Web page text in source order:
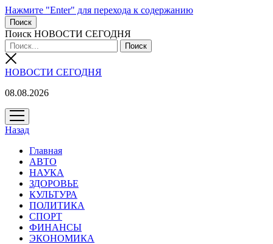
Нажмите "Enter" для перехода к содержанию
Поиск
Поиск НОВОСТИ СЕГОДНЯ
НОВОСТИ СЕГОДНЯ
08.08.2026
открыть
меню
Назад
Главная
АВТО
НАУКА
ЗДОРОВЬЕ
КУЛЬТУРА
ПОЛИТИКА
СПОРТ
ФИНАНСЫ
ЭКОНОМИКА